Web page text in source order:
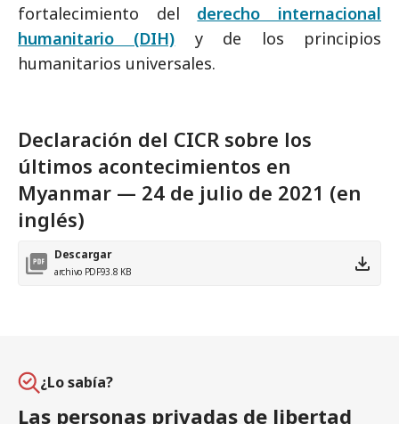
fortalecimiento del derecho internacional
humanitario (DIH) y de los principios
humanitarios universales.
Declaración del CICR sobre los
últimos acontecimientos en
Myanmar — 24 de julio de 2021 (en
inglés)
Descargar
archivo PDF93.8 KB
¿Lo sabía?
Las personas privadas de libertad